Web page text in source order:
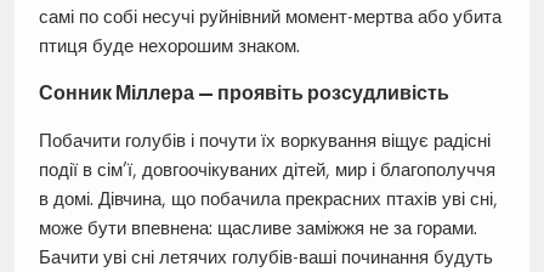
самі по собі несучі руйнівний момент-мертва або убита
птиця буде нехорошим знаком.
Сонник Міллера — проявіть розсудливість
Побачити голубів і почути їх воркування віщує радісні
події в сім’ї, довгоочікуваних дітей, мир і благополуччя
в домі. Дівчина, що побачила прекрасних птахів уві сні,
може бути впевнена: щасливе заміжжя не за горами.
Бачити уві сні летячих голубів-ваші починання будуть